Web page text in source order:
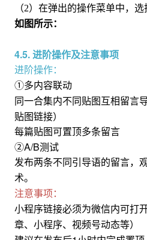
（2）在弹出的操作菜单中，选
如图所示：
4.5. 进阶操作及注意事项
进阶操作：
①多内容联动
同一合集内不同贴图互相留言
贴图链接）
每篇贴图 可 置顶多条留言
②A/B测试
发布两条不同引导语的留言，
术。
注意事项：
小程序链接必须为微信内可打
章、小程序、视频号动态等）